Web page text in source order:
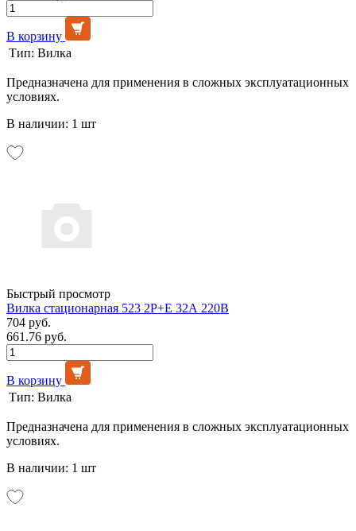
В корзину
Тип: Вилка
Предназначена для применения в сложных эксплуатационных
условиях.
В наличии: 1 шт
Быстрый просмотр
Вилка стационарная 523 2Р+Е 32А 220В
704 руб.
661.76 руб.
В корзину
Тип: Вилка
Предназначена для применения в сложных эксплуатационных
условиях.
В наличии: 1 шт